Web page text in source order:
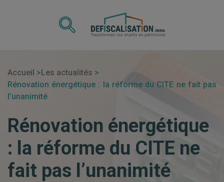
Accueil
Les actualités
Rénovation énergétique : la réforme du CITE ne fait pas
l’unanimité
Rénovation énergétique
: la réforme du CITE ne
fait pas l’unanimité